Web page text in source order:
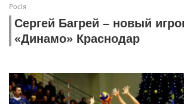
Росія
Сергей Багрей – новый
«Динамо» Краснодар